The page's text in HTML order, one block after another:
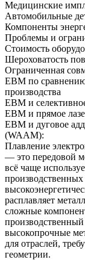
Медицинские
Автомобильные
Компоненты
Проблемы и
Стоимость
Шероховатость
Ограниченная
EBM по
производства
EBM и
EBM и прямое
EBM и дуговое
(WAAM):
Плавление
— это передовой
всё чаще
производственных
расплавляет
сложные
производственный
высокопрочные
для отраслей,
геометрии.